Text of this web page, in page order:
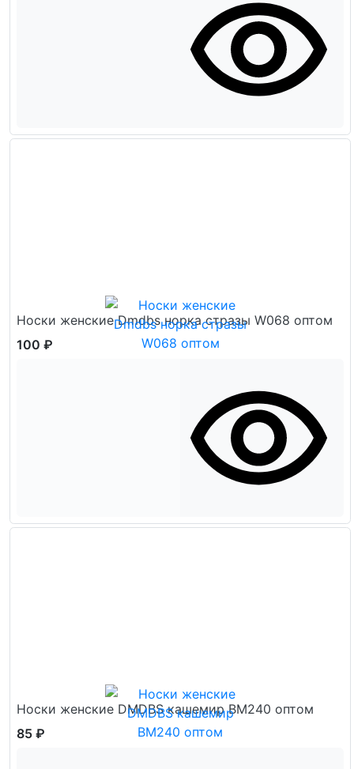
Носки женские Dmdbs норка стразы W068 оптом
100 ₽
Носки женские DMDBS кашемир ВМ240 оптом
85 ₽